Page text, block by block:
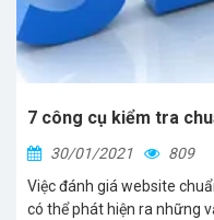
7 công cụ kiểm tra
30/01/2021
809
Việc đánh giá website
có thể phát hiện ra những